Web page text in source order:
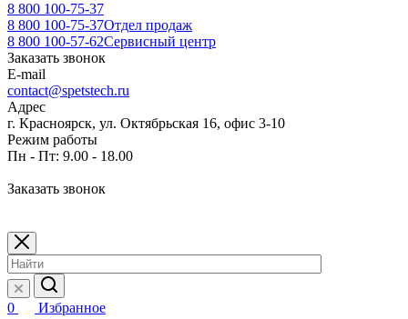
8 800 100-75-37
8 800 100-75-37Отдел продаж
8 800 100-57-62Сервисный центр
Заказать звонок
E-mail
contact@spetstech.ru
Адрес
г. Красноярск, ул. Октябрьская 16, офис 3-10
Режим работы
Пн - Пт: 9.00 - 18.00
Заказать звонок
0
Избранное